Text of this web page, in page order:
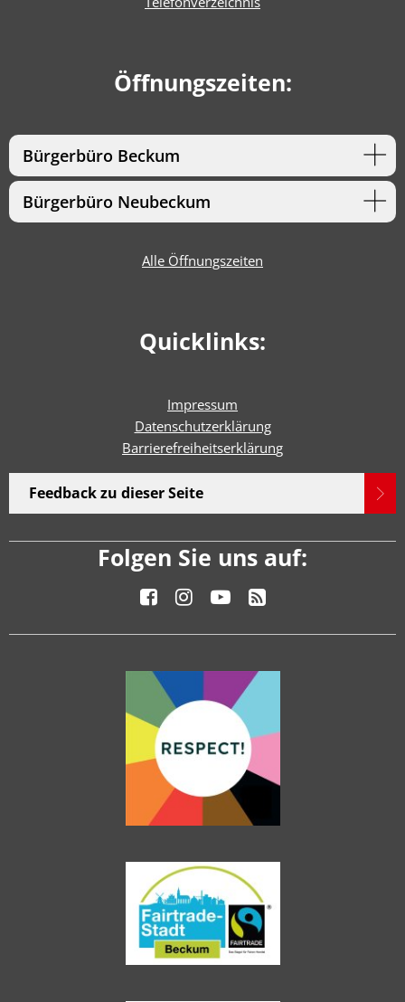
Öffnungszeiten:
Bürgerbüro Beckum
Bürgerbüro Neubeckum
Alle Öffnungszeiten
Quicklinks:
Impressum
Datenschutzerklärung
Barrierefreiheitserklärung
Feedback zu dieser Seite
Folgen Sie uns auf: